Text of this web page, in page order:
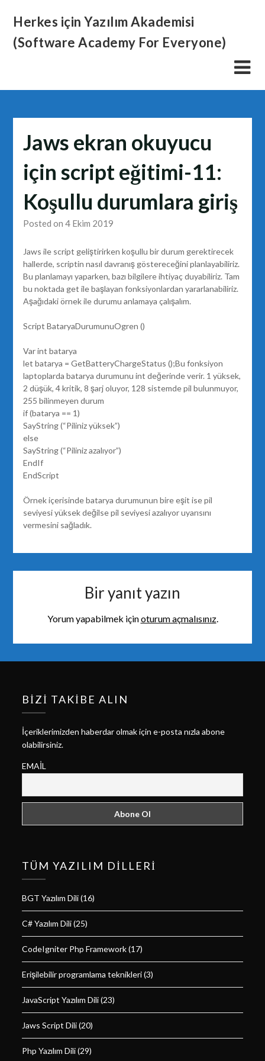
content
Herkes için Yazılım Akademisi
(Software Academy For Everyone)
Jaws ekran okuyucu
için script eğitimi-11:
Koşullu durumlara giriş
Posted on 4 Ekim 2019
Jaws ile script geliştirirken koşullu bir durum gerektirecek
hallerde, scriptin nasıl davranış göstereceğini planlayabiliriz.
Bu planlamayı yaparken, bazı bilgilere ihtiyaç duyabiliriz. Tam
bu noktada get ile başlayan fonksiyonlardan yararlanabiliriz.
Aşağıdaki örnek ile durumu anlamaya çalışalım.
Script BataryaDurumunuOgren ()
Var int batarya
let batarya = GetBatteryChargeStatus ();Bu fonksiyon
laptoplarda batarya durumunu int değerinde verir. 1 yüksek,
2 düşük, 4 kritik, 8 şarj oluyor, 128 sistemde pil bulunmuyor,
255 bilinmeyen durum
if (batarya == 1)
SayString (“Piliniz yüksek”)
else
SayString (“Piliniz azalıyor”)
EndIf
EndScript
Örnek içerisinde batarya durumunun bire eşit ise pil
seviyesi yüksek değilse pil seviyesi azalıyor uyarısını
vermesini sağladık.
Bir yanıt yazın
Yorum yapabilmek içinoturum açmalısınız.
BIZI TAKIBE ALIN
İçeriklerimizden haberdar olmak için e-posta nızla abone
olabilirsiniz.
EMAIL
TÜM YAZILIM DILLERI
BGT Yazılım Dili(16)
C# Yazılım Dili(25)
CodeIgniter Php Framework(17)
Erişilebilir programlama teknikleri(3)
JavaScript Yazılım Dili(23)
Jaws Script Dili(20)
Php Yazılım Dili(29)